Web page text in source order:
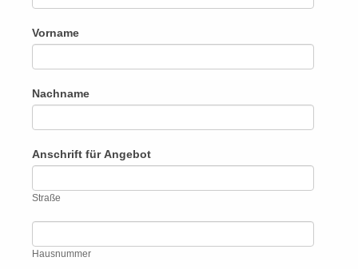
Vorname
Nachname
Anschrift für Angebot
Straße
Hausnummer